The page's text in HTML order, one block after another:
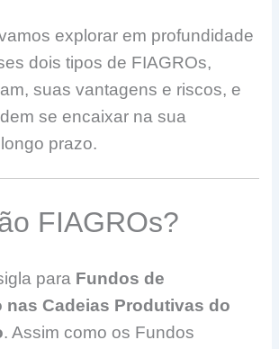
explorar em profundidade
dois tipos de FIAGROs,
suas vantagens e riscos, e
se encaixar na sua
prazo.
FIAGROs?
para Fundos de
nas Cadeias Produtivas do
. Assim como os Fundos